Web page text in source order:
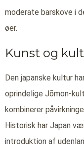
moderate barskove i
øer.
Kunst og
Den japanske kultur
oprindelige Jōmon-
kombinerer
Historisk har Japan
introduktion af